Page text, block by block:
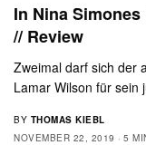
In Nina
// Review
Zweimal darf sich der
Lamar Wilson für
BY THOMAS KIEBL
NOVEMBER 22, 2019
5